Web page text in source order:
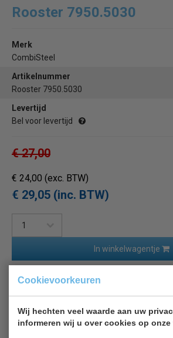
Cookievoorkeuren
Wij hechten veel waarde aan uw
informeren wij u over cookies op onze
Rooster 7950.5030
Merk
CombiSteel
Artikelnummer
Rooster 7950.5030
Levertijd
Bel voor levertijd
€ 27,00
€ 24,00 (exc. BTW)
€ 29,05 (inc. BTW)
In winkelwagentje